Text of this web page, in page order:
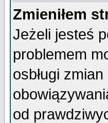
Zmieniłem
Jeżeli jesteś
problemem
osbługi
od